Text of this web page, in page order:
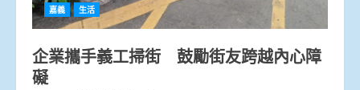
嘉義 生活
企業攜手義工掃街 鼓勵街友跨越內心障
礙